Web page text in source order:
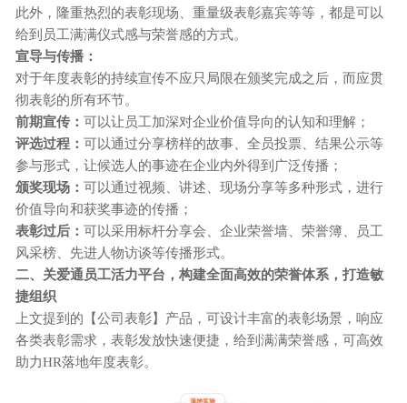
此外，隆重热烈的表彰现场、重量级表彰嘉宾等等，都是可以
给到员工满满仪式感与荣誉感的方式。
宣导与传播：
对于年度表彰的持续宣传不应只局限在颁奖完成之后，而应贯
彻表彰的所有环节。
前期宣传： 可以让员工加深对企业价值导向的认知和理解；
评选过程： 可以通过分享榜样的故事、全员投票、结果公示等
参与形式，让候选人的事迹在企业内外得到广泛传播；
颁奖现场： 可以通过视频、讲述、现场分享等多种形式，进行
价值导向和获奖事迹的传播；
表彰过后： 可以采用标杆分享会、企业荣誉墙、荣誉簿、员工
风采榜、先进人物访谈等传播形式。
二、关爱通员工活力平台，构建全面高效的荣誉体系，打造敏
捷组织
上文提到的【公司表彰】产品，可设计丰富的表彰场景，响应
各类表彰需求，表彰发放快速便捷，给到满满荣誉感，可高效
助力HR落地年度表彰。